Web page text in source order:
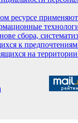
ресурсе
сбора,
к предпочтениям
на